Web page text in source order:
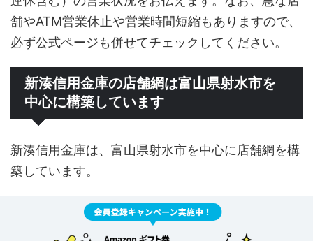
舗やATM営業休止や営業時間短縮もありますので、
必ず公式ページも併せてチェックしてください。
新湊信用金庫の店舗網は富山県射水市を
中心に構築しています
新湊信用金庫は、富山県射水市を中心に店舗網を構
築しています。